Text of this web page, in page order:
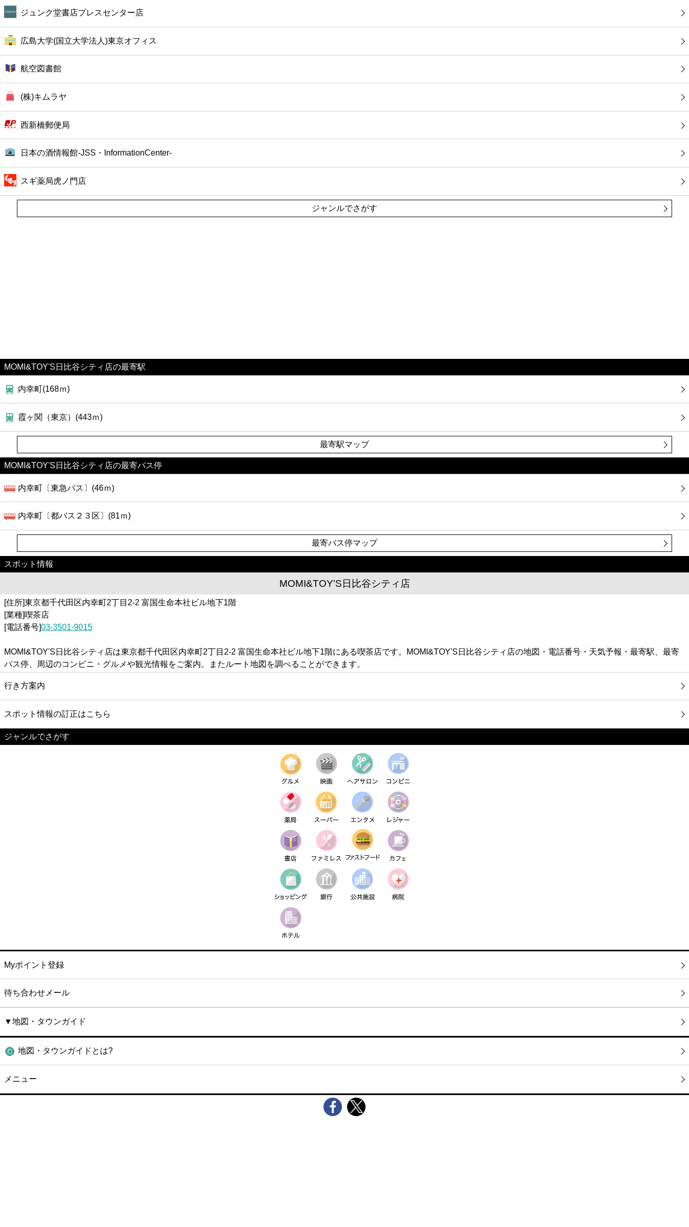
ホテル
ジュンク堂書店プレスセンター店
広島大学(国立大学法人)東京オフィス
航空図書館
(株)キムラヤ
西新橋郵便局
日本の酒情報館‐JSS・InformationCenter‐
スギ薬局虎ノ門店
ジャンルでさがす
MOMI&TOY'S日比谷シティ店の最寄駅
内幸町(168ｍ)
霞ヶ関（東京）(443ｍ)
最寄駅マップ
MOMI&TOY'S日比谷シティ店の最寄バス停
内幸町〔東急バス〕(46ｍ)
内幸町〔都バス２３区〕(81ｍ)
最寄バス停マップ
スポット情報
MOMI&TOY'S日比谷シティ店
[住所]東京都千代田区内幸町2丁目2-2 富国生命本社ビル地下1階
[業種]喫茶店
[電話番号]03-3501-9015
MOMI&TOY'S日比谷シティ店は東京都千代田区内幸町2丁目2-2 富国生命本社ビル地下1階にある喫茶店です。MOMI&TOY'S日比谷シティ店の地図・電話番号・天気予報・最寄駅、最寄
バス停、周辺のコンビニ・グルメや観光情報をご案内。またルート地図を調べることができます。
行き方案内
スポット情報の訂正はこちら
ジャンルでさがす
Myポイント登録
待ち合わせメール
▼地図・タウンガイド
地図・タウンガイドとは?
メニュー